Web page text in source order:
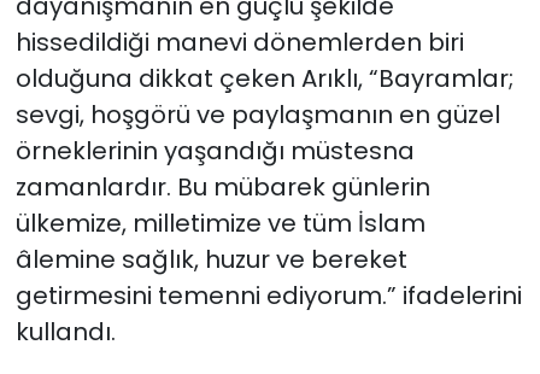
hissedildiği manevi dönemlerden biri
olduğuna dikkat çeken Arıklı, “Bayramlar;
sevgi, hoşgörü ve paylaşmanın en güzel
örneklerinin yaşandığı müstesna
zamanlardır. Bu mübarek günlerin
ülkemize, milletimize ve tüm İslam
âlemine sağlık, huzur ve bereket
getirmesini temenni ediyorum.” ifadelerini
kullandı.